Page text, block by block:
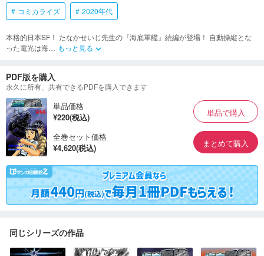
コミカライズ 2020年代
本格的日本SF！ たなかせいじ先生の『海底軍艦』続編が登場！ 自動操縦とな
った電光は海… もっと見る keyboard_arrow_down
PDF版を購入
永久に所有、共有できるPDFを購入できます
単品価格
¥220(税込)
単品で購入
全巻セット価格
¥4,620(税込)
まとめて購入
同じシリーズの作品